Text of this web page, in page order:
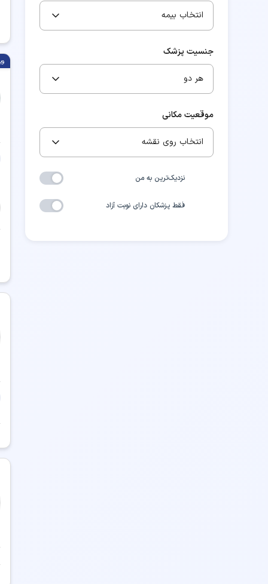
انتخاب بیمه
جنسیت پزشک
هر دو
موقعیت مکانی
انتخاب روی نقشه
نزدیک‌ترین به من
فقط پزشکان دارای نوبت آزاد